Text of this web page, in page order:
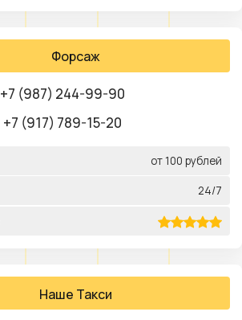
Форсаж
+7 (987) 244-99-90
+7 (917) 789-15-20
от 100 рублей
24/7
Наше Такси